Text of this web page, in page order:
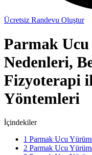
Ücretsiz Randevu Oluştur
Parmak
Nedenleri,
Fizyoterapi
Yöntemleri
İçindekiler
1 Parmak Ucu
2 Parmak Ucu